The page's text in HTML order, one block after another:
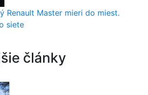
Renault Master mieri do miest.
siete
články